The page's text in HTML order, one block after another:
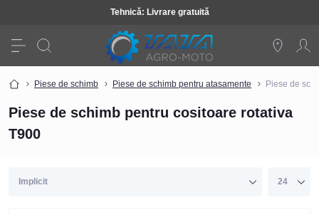
Tehnică: Livrare gratuită
Piese de schimb Piese de schimb pentru atasamente Piese de
Piese de schimb pentru cositoare rotativa
T900